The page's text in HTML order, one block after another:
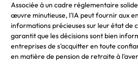
Associée à un cadre réglementaire
œuvre minutieuse, l'IA peut fournir aux
informations précieuses sur leur état de
garantit que les décisions sont bien
entreprises de s'acquitter en toute
en matière de pension de retraite à